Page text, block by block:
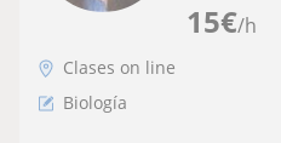
15€/h
Clases on line
Biología